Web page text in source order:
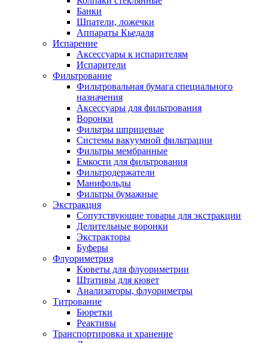
Банки
Шпатели, ложечки
Аппараты Кьедаля
Испарение
Аксессуары к испарителям
Испарители
Фильтрование
Фильтровальная бумага специального
назначения
Аксессуары для фильтрования
Воронки
Фильтры шприцевые
Системы вакуумной фильтрации
Фильтры мембранные
Емкости для фильтрования
Фильтродержатели
Манифольды
Фильтры бумажные
Экстракция
Сопутствующие товары для экстракции
Делительные воронки
Экстракторы
Буферы
Флуориметрия
Кюветы для флуориметрии
Штативы для кювет
Анализаторы, флуориметры
Титрование
Бюретки
Реактивы
Транспортировка и хранение